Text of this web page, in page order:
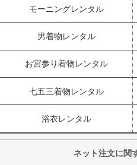
モーニングレンタル
男着物レンタル
お宮参り着物レンタル
七五三着物レンタル
浴衣レンタル
ネット注文に関